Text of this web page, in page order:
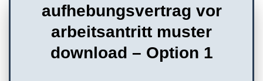
aufhebungsvertrag vor
arbeitsantritt muster
download – Option 1